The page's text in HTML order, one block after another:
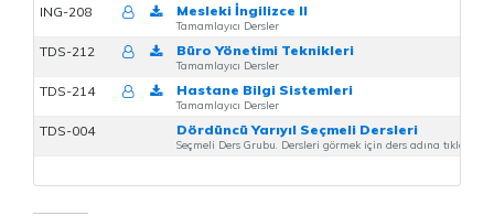
ING-208 Mesleki İngilizce II
Tamamlayıcı Dersler
TDS-212 Büro Yönetimi Teknikleri
Tamamlayıcı Dersler
TDS-214 Hastane Bilgi Sistemleri
Tamamlayıcı Dersler
TDS-004 Dördüncü Yarıyıl Seçmeli Dersleri
Seçmeli Ders Grubu. Dersleri görmek için ders adına tıklayınız